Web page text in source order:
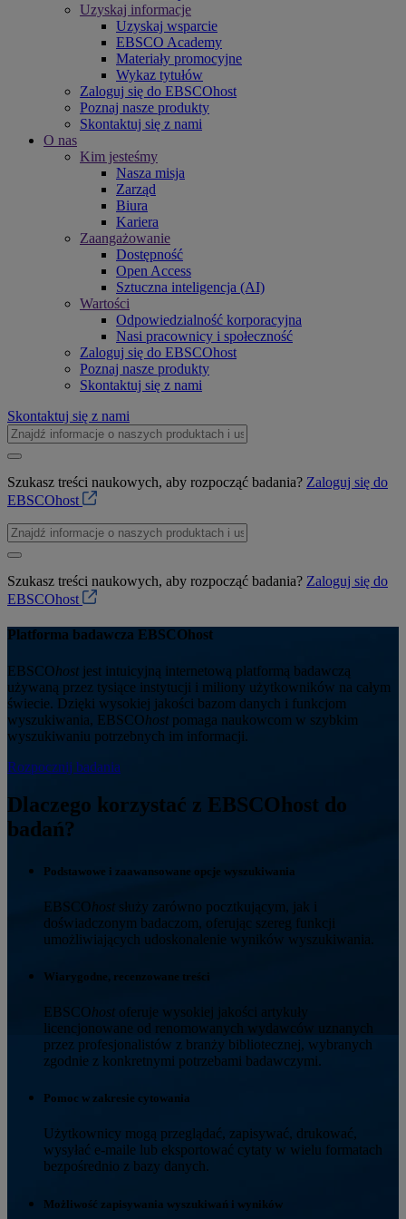
Uzyskaj informacje
Uzyskaj wsparcie
EBSCO Academy
Materiały promocyjne
Wykaz tytułów
Zaloguj się do EBSCOhost
Poznaj nasze produkty
Skontaktuj się z nami
O nas
Kim jesteśmy
Nasza misja
Zarząd
Biura
Kariera
Zaangażowanie
Dostępność
Open Access
Sztuczna inteligencja (AI)
Wartości
Odpowiedzialność korporacyjna
Nasi pracownicy i społeczność
Zaloguj się do EBSCOhost
Poznaj nasze produkty
Skontaktuj się z nami
Skontaktuj się z nami
Szukasz treści naukowych, aby rozpocząć badania? Zaloguj się do
EBSCOhost
Szukasz treści naukowych, aby rozpocząć badania? Zaloguj się do
EBSCOhost
Platforma badawcza EBSCOhost
EBSCOhost jest intuicyjną internetową platformą badawczą
używaną przez tysiące instytucji i miliony użytkowników na całym
świecie. Dzięki wysokiej jakości bazom danych i funkcjom
wyszukiwania, EBSCOhost pomaga naukowcom w szybkim
wyszukiwaniu potrzebnych im informacji.
Rozpocznij badania
Dlaczego korzystać z EBSCOhost do
badań?
Podstawowe i zaawansowane opcje wyszukiwania
EBSCOhost służy zarówno pocztkującym, jak i
doświadczonym badaczom, oferując szereg funkcji
umożliwiających udoskonalenie wyników wyszukiwania.
Wiarygodne, recenzowane treści
EBSCOhost oferuje wysokiej jakości artykuły
licencjonowane od renomowanych wydawców uznanych
przez profesjonalistów z branży bibliotecznej, wybranych
zgodnie z konkretnymi potrzebami badawczymi.
Pomoc w zakresie cytowania
Użytkownicy mogą przeglądać, zapisywać, drukować,
wysyłać e-maile lub eksportować cytaty w wielu formatach
bezpośrednio z bazy danych.
Możliwość zapisywania wyszukiwań i wyników